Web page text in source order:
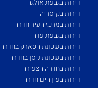
דירות בגבעת אולגה
דירות בקיסריה
דירות במרכז העיר חדרה
דירות בגבעת עדה
דירות בשכונת הפארק בחדרה
דירות בשכונת ניסן בחדרה
דירות בחדרה הצעירה
דירות בעין הים חדרה